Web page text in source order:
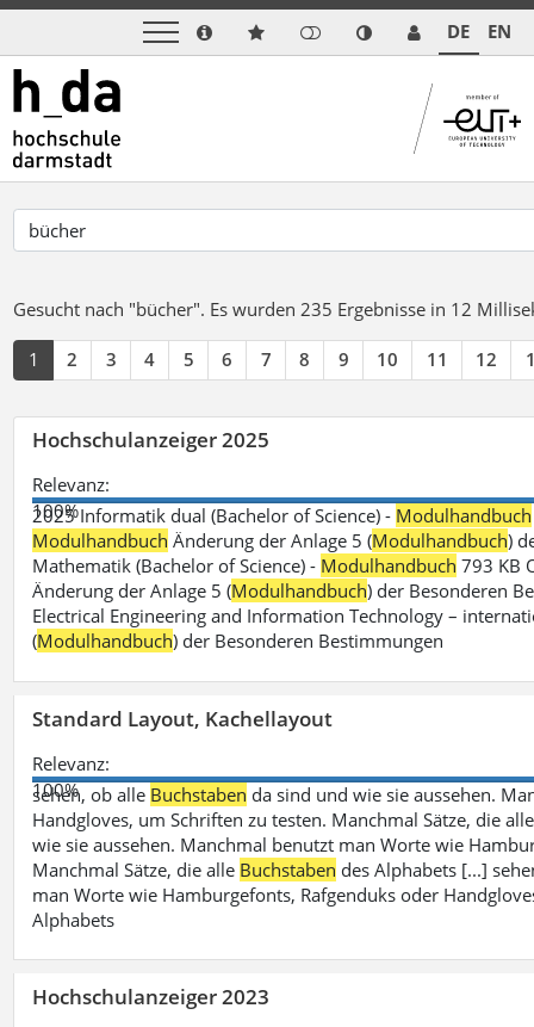
DE EN
Gesucht nach "bücher". Es wurden 235 Ergebnisse in 12
1 2 3 4 5 6 7 8 9 10 11 12
Hochschulanzeiger 2025
Relevanz:
100%
2025 Informatik dual (Bachelor of Science) - Modulhandbuch
Modulhandbuch Änderung der Anlage 5 (Modulhandbuch)
Mathematik (Bachelor of Science) - Modulhandbuch 793 KB
Änderung der Anlage 5 (Modulhandbuch) der Besonderen
Electrical Engineering and Information Technology –
(Modulhandbuch) der Besonderen Bestimmungen
Standard Layout, Kachellayout
Relevanz:
100%
sehen, ob alle Buchstaben da sind und wie sie aussehen.
Handgloves, um Schriften zu testen. Manchmal Sätze, die
wie sie aussehen. Manchmal benutzt man Worte wie
Manchmal Sätze, die alle Buchstaben des Alphabets [...]
man Worte wie Hamburgefonts, Rafgenduks oder
Alphabets
Hochschulanzeiger 2023